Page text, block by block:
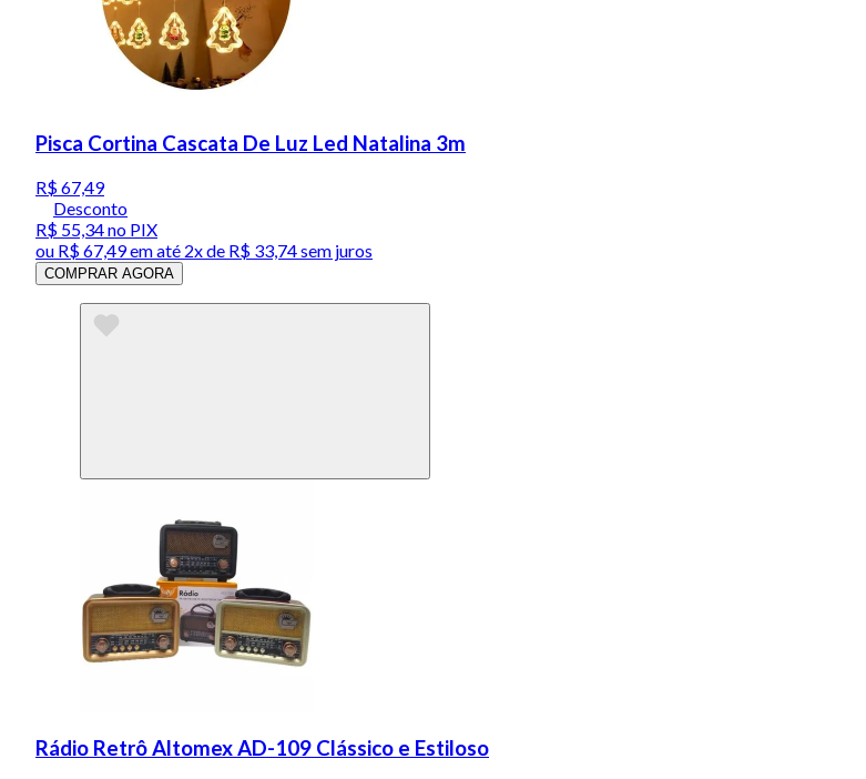
Pisca Cortina Cascata De Luz Led Natalina 3m
R$ 67,49
Desconto
R$ 55,34no PIX
ou R$ 67,49em até 2x de R$ 33,74 sem juros
COMPRAR AGORA
Rádio Retrô Altomex AD-109 Clássico e Estiloso